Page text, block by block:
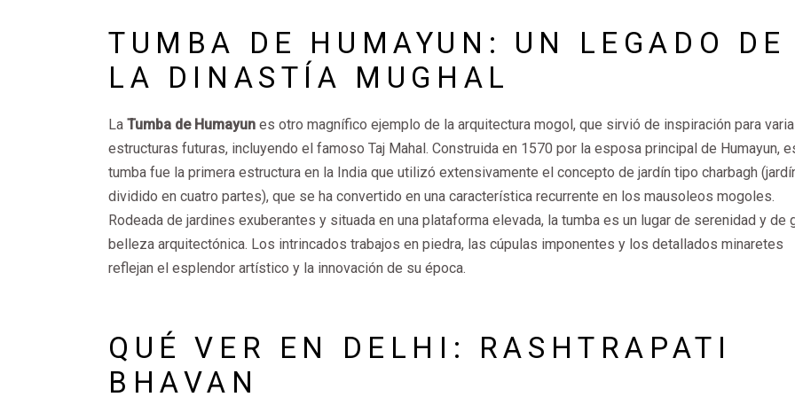
TUMBA DE HUMAYUN: UN LEGADO DE
LA DINASTÍA MUGHAL
La Tumba de Humayun es otro magnífico ejemplo de la arquitectura mogol, que sirvió de inspiración para
estructuras futuras, incluyendo el famoso Taj Mahal. Construida en 1570 por la esposa principal de Humayun,
tumba fue la primera estructura en la India que utilizó extensivamente el concepto de jardín tipo charbagh
dividido en cuatro partes), que se ha convertido en una característica recurrente en los mausoleos mogoles.
Rodeada de jardines exuberantes y situada en una plataforma elevada, la tumba es un lugar de serenidad y de
belleza arquitectónica. Los intrincados trabajos en piedra, las cúpulas imponentes y los detallados minaretes
reflejan el esplendor artístico y la innovación de su época.
QUÉ VER EN DELHI: RASHTRAPATI
BHAVAN